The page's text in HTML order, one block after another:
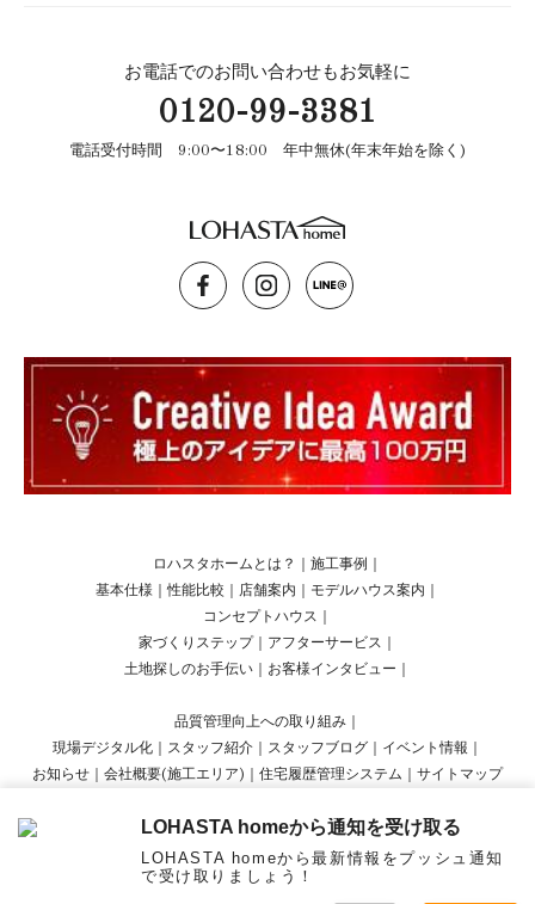
お電話でのお問い合わせもお気軽に
0120-99-3381
電話受付時間 9:00〜18:00 年中無休(年末年始を除く)
ロハスタホームとは？ 施工事例
基本仕様 ｜性能比較 店舗案内 モデルハウス案内
コンセプトハウス
家づくりステップ
アフターサービス
土地探しのお手伝い
お客様インタビュー
品質管理向上への取り組み
現場デジタル化
スタッフ紹介 スタッフブログ イベント情報
お知らせ
会社概要(施工エリア) 住宅履歴管理システム サイトマップ
Copyright © LOHASTA home presented by LOHAS studio All Rights Reserved.
LOHASTA homeから通知を受け取る
LOHASTA homeから最新情報をプッシュ通知
で受け取りましょう！